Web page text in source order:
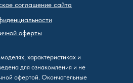
соглашение сайта
оферты
характеристиках и
для ознакомления и не
офертой. Окончательные